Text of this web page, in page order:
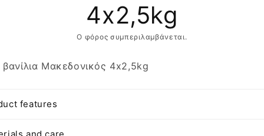
4x2,5kg
Ο φόρος συμπεριλαμβάνεται.
Μακεδονικός 4x2,5kg
features